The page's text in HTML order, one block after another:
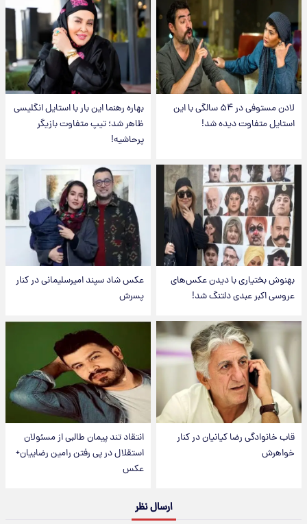
لادن مستوفی در ۵۴ سالگی با این
استایل متفاوت دیده شد!
بهاره رهنما این بار با استایل انگلیسی
ظاهر شد؛ تیپ متفاوت بازیگر
پرحاشیه!
بهنوش بختیاری با دیدن عکس‌های
عروسی اکبر عبدی دلتنگ شد!
عکس شاد سپند امیرسلیمانی در کنار
پسرش
قاب خانوادگی رضا کیانیان در کنار
خواهرش
انتقاد تند پیمان طالبی از مسئولان
استقلال در پی رفتن رامین رضاییان+
عکس
ارسال نظر